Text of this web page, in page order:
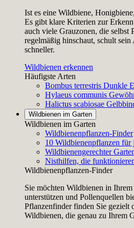
Ist es eine Wildbiene,
Es gibt klare Kriterien zur
auch viele Grauzonen, die selbst
regelmäßig hinschaut, schult
schneller.
Wildbienen erkennen
Häufigste Arten
Bombus terrestris Dunkle
Hylaeus communis
Halictus scabiosae
Wildbienen im Garten
Wildbienen im Garten
Wildbienenpflanzen-Finder
10 Wildbienenpflanzen für
Wildbienengerechter
Nisthilfen, die
Wildbienenpflanzen-Finder
Sie möchten Wildbienen in
unterstützen und Pollenquellen
Pflanzenfinder finden Sie gezielt
Wildbienen, die genau zu Ihrem